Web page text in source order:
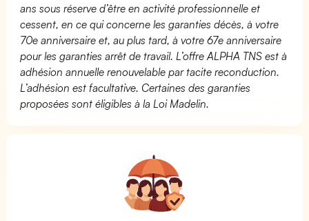
ans sous réserve d’être en activité professionnelle et
cessent, en ce qui concerne les garanties décès, à votre
70e anniversaire et, au plus tard, à votre 67e anniversaire
pour les garanties arrêt de travail. L’offre ALPHA TNS est à
adhésion annuelle renouvelable par tacite reconduction.
L’adhésion est facultative. Certaines des garanties
proposées sont éligibles à la Loi Madelin.